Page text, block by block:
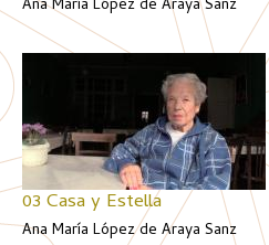
Ana María López de Araya Sanz
03 Casa y Estella
Ana María López de Araya Sanz